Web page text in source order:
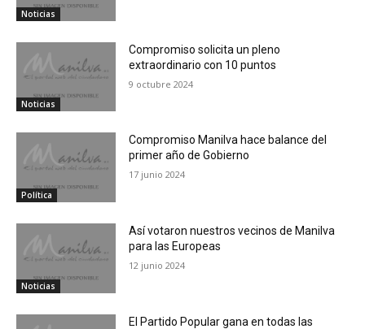
Noticias
Noticias
Compromiso solicita un pleno
extraordinario con 10 puntos
9 octubre 2024
Política
Compromiso Manilva hace balance del
primer año de Gobierno
17 junio 2024
Noticias
Así votaron nuestros vecinos de Manilva
para las Europeas
12 junio 2024
El Partido Popular gana en todas las